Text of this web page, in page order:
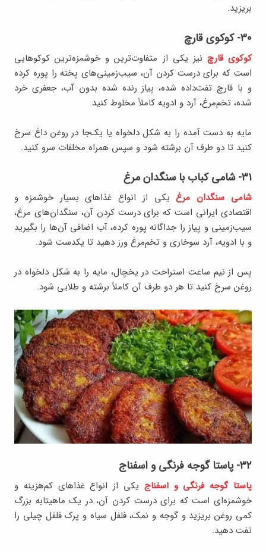
بریزید.
۳۰- کوکوی قارچ
کوکوی قارچ نیز یکی از متفاوت‌ترین و خوشمزه‌ترین کوکوهایی
است که برای درست کردن آن، سیب‌زمینی‌های پخته را پوره کرده
و با قارچ تفت‌داده شده، پیاز رنده شده بدون آب، جعفری خرد
شده، تخم‌مرغ، آرد و ادویه کاملاً مخلوط کنید.
مایه به دست آمده را به شکل دلخواه یا یک‌جا در روغن داغ سرخ
کنید تا دو طرف آن برشته شود و سپس همراه مخلفات سرو کنید.
۳۱- شامی کباب با سنگدان مرغ
شامی سنگدان مرغیکی از انواع غذاهای بسیار خوشمزه و
اقتصادی ایرانی است که برای درست کردن آن، سنگدان‌های مرغ،
سیب‌زمینی و پیاز را جداگانه پوره کرده، آب اضافی آن‌ها را بگیرید
و با ادویه، آرد سوخاری و تخم‌مرغ ورز دهید تا یکدست شود.
پس از نیم ساعت استراحت در یخچال، مایه را به شکل دلخواه در
روغن سرخ کنید تا هر دو طرف آن کاملاً برشته و طلایی شود.
۳۲- پاستا گوجه فرنگی و اسفناج
پاستا گوجه فرنگی و اسفناج یکی از انواع غذاهای کم‌هزینه و
خوشمزه‌ای است که برای درست کردن آن، در یک ماهیتابه بزرگ
کمی روغن بریزید و گوجه و نمک، فلفل سیاه و پرک فلفل چیلی را
تفت دهید.